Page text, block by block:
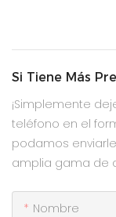
Si Tiene Más
¡Simplemente
teléfono en el
podamos
amplia gama de
Nombre